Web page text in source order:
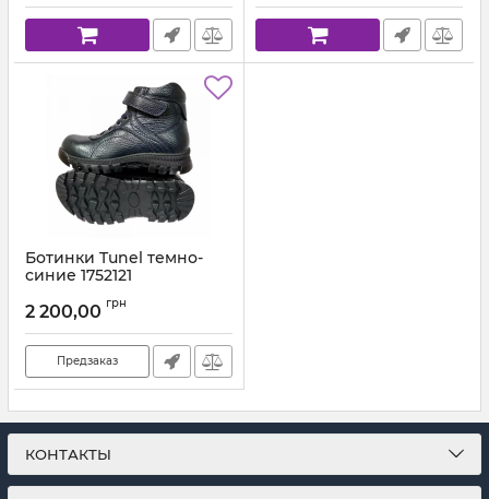
Ботинки Tunel темно-
синие 1752121
2 200,00 грн
Предзаказ
КОНТАКТЫ